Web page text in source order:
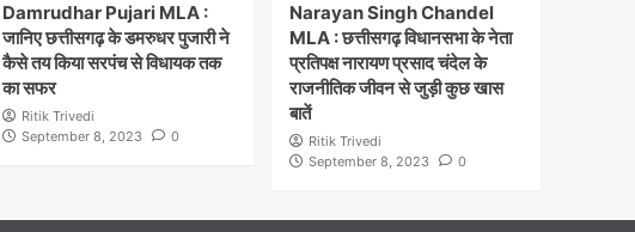
Damrudhar Pujari MLA :
जानिए छत्तीसगढ़ के डमरुधर पुजारी ने
कैसे तय किया सरपंच से विधायक तक
का सफर
Ritik Trivedi
September 8, 2023
0
Narayan Singh Chandel
MLA : छत्तीसगढ़ विधानसभा के नेता
प्रतिपक्ष नारायण प्रसाद चंदेल के
राजनीतिक जीवन से जुड़ी कुछ खास
बातें
Ritik Trivedi
September 8, 2023
0